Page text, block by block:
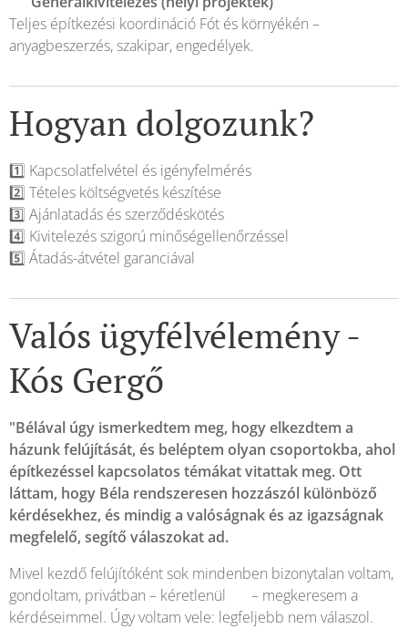
Teljes építkezési koordináció Fót és környékén –
anyagbeszerzés, szakipar, engedélyek.
Hogyan dolgozunk?
1️⃣ Kapcsolatfelvétel és igényfelmérés
2️⃣ Tételes költségvetés készítése
3️⃣ Ajánlatadás és szerződéskötés
4️⃣ Kivitelezés szigorú minőségellenőrzéssel
5️⃣ Átadás-átvétel garanciával
Valós ügyfélvélemény -
Kós Gergő
"Bélával úgy ismerkedtem meg, hogy elkezdtem a
házunk felújítását, és beléptem olyan csoportokba, ahol
építkezéssel kapcsolatos témákat vitattak meg. Ott
láttam, hogy Béla rendszeresen hozzászól különböző
kérdésekhez, és mindig a valóságnak és az igazságnak
megfelelő, segítő válaszokat ad.
Mivel kezdő felújítóként sok mindenben bizonytalan voltam,
gondoltam, privátban – kéretlenül 🙂 – megkeresem a
kérdéseimmel. Úgy voltam vele: legfeljebb nem válaszol.